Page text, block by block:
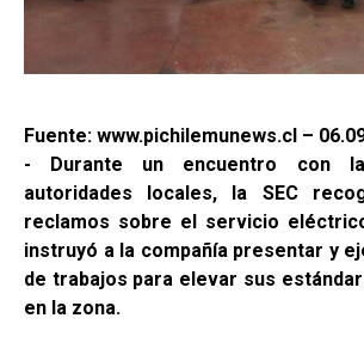
Fuente: www.pichilemunews.cl –
- Durante un encuentro con
autoridades locales, la SEC
reclamos sobre el servicio
instruyó a la compañía presentar y
de trabajos para elevar sus
en la zona.